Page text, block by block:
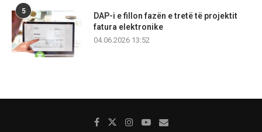
5
DAP-i e fillon fazën e tretë të projektit
fatura elektronike
04.06.2026 13:52